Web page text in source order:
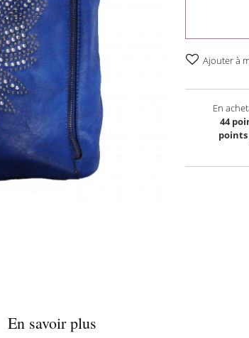
Ajouter à
En
44
points
En savoir plus